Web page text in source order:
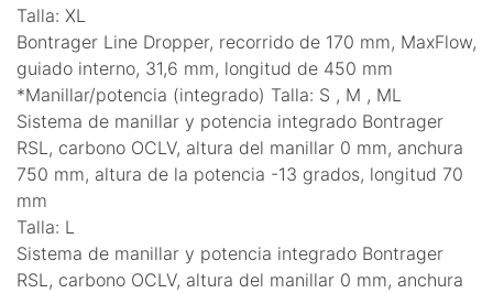
Talla: XL
Bontrager Line Dropper, recorrido de 170 mm, MaxFlow,
guiado interno, 31,6 mm, longitud de 450 mm
*Manillar/potencia (integrado) Talla: S , M , ML
Sistema de manillar y potencia integrado Bontrager
RSL, carbono OCLV, altura del manillar 0 mm, anchura
750 mm, altura de la potencia -13 grados, longitud 70
mm
Talla: L
Sistema de manillar y potencia integrado Bontrager
RSL, carbono OCLV, altura del manillar 0 mm, anchura